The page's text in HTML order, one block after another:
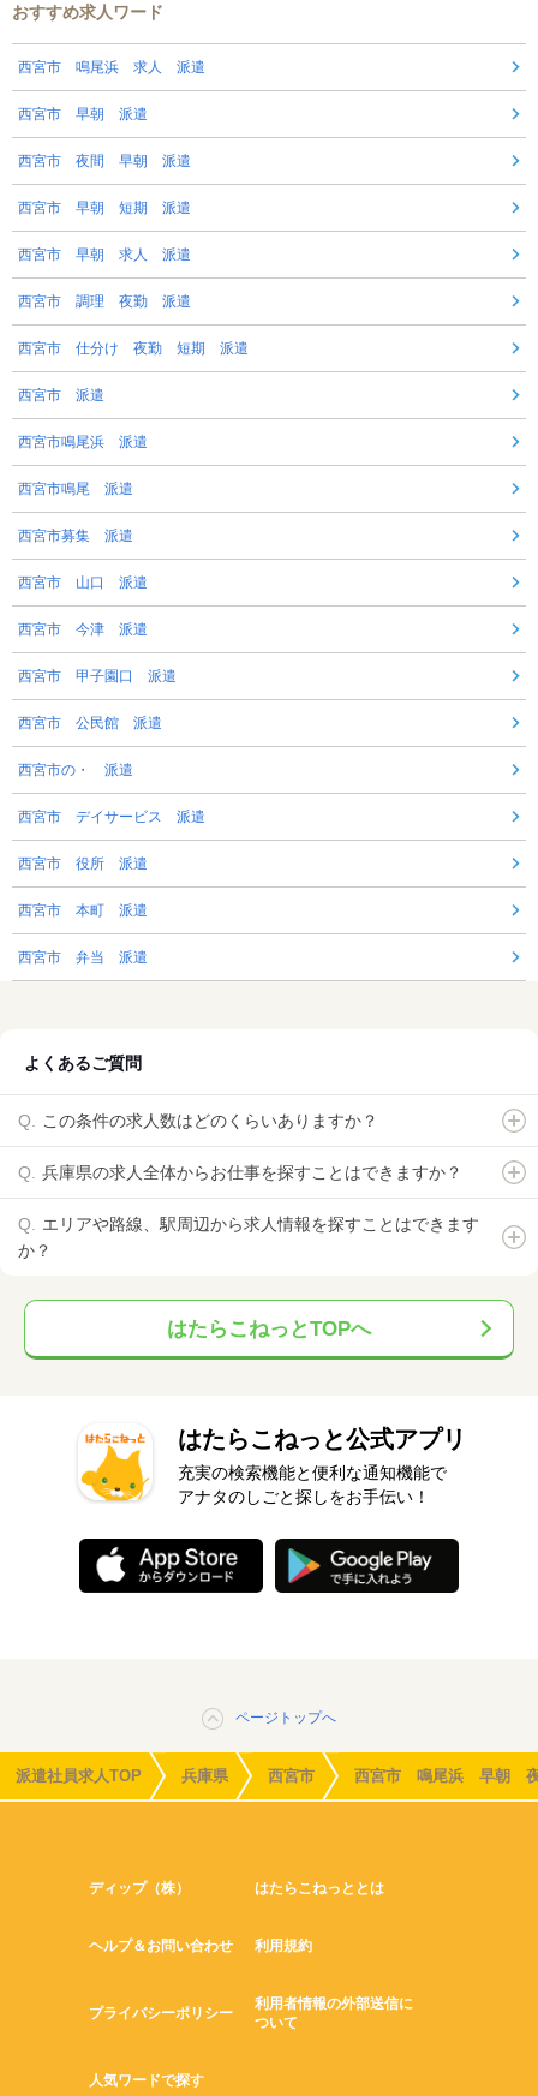
おすすめ求人ワード
西宮市 鳴尾浜 求人 派遣
西宮市 早朝 派遣
西宮市 夜間 早朝 派遣
西宮市 早朝 短期 派遣
西宮市 早朝 求人 派遣
西宮市 調理 夜勤 派遣
西宮市 仕分け 夜勤 短期 派遣
西宮市 派遣
西宮市鳴尾浜 派遣
西宮市鳴尾 派遣
西宮市募集 派遣
西宮市 山口 派遣
西宮市 今津 派遣
西宮市 甲子園口 派遣
西宮市 公民館 派遣
西宮市の・ 派遣
西宮市 デイサービス 派遣
西宮市 役所 派遣
西宮市 本町 派遣
西宮市 弁当 派遣
よくあるご質問
この条件の求人数はどのくらいありますか？
兵庫県の求人全体からお仕事を探すことはできますか？
エリアや路線、駅周辺から求人情報を探すことはできます
か？
はたらこねっとTOPへ
はたらこねっと公式アプリ
充実の検索機能と便利な通知機能で
アナタのしごと探しをお手伝い！
ページトップへ
派遣社員求人TOP 兵庫県 西宮市 西宮市 鳴尾浜 早朝
ディップ（株） はたらこねっととは
ヘルプ＆お問い合わせ 利用規約
プライバシーポリシー
利用者情報の外部送信に
ついて
人気ワードで探す